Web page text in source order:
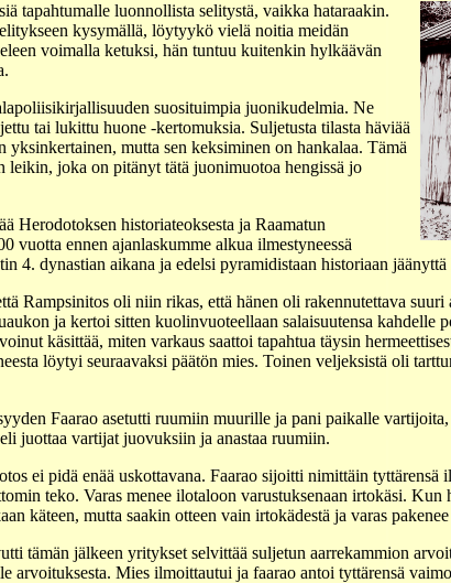
tapahtumalle luonnollista selitystä, vaikka hataraakin.
kysymällä, löytyykö vielä noitia meidän
voimalla ketuksi, hän tuntuu kuitenkin hylkäävän
suosituimpia juonikudelmia. Ne
tai lukittu huone -kertomuksia. Suljetusta tilasta häviää
mutta sen keksiminen on hankalaa. Tämä
leikin, joka on pitänyt tätä juonimuotoa hengissä jo
Herodotoksen historiateoksesta ja Raamatun
vuotta ennen ajanlaskumme alkua ilmestyneessä
4. dynastian aikana ja edelsi pyramidistaan historiaan
Rampsinitos oli niin rikas, että hänen oli rakennutettava suuri
ja kertoi sitten kuolinvuoteellaan salaisuutensa kahdelle
käsittää, miten varkaus saattoi tapahtua täysin
löytyi seuraavaksi päätön mies. Toinen veljeksistä oli
Faarao asetutti ruumiin muurille ja pani paikalle
juottaa vartijat juovuksiin ja anastaa ruumiin.
ei pidä enää uskottavana. Faarao sijoitti nimittäin tyttärensä
teko. Varas menee ilotaloon varustuksenaan irtokäsi. Kun
käteen, mutta saakin otteen vain irtokädestä ja varas
tämän jälkeen yritykset selvittää suljetun aarrekammion
arvoituksesta. Mies ilmoittautui ja faarao antoi tyttärensä